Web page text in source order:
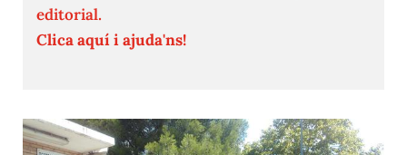
editorial.
Clica aquí i ajuda'ns!